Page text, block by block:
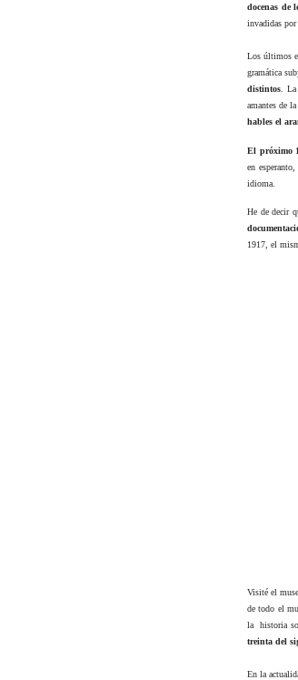
docenas de
invadidas
Los últimos
gramática
distintos. La
amantes de
hables el
El próximo
en
idioma.
He de decir
1917, el
Visité el
de todo el
la historia
treinta del
En la